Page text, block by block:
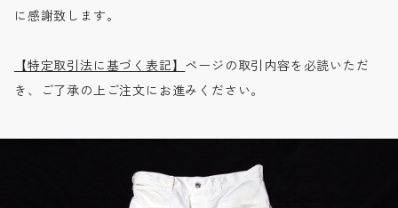
に感謝致します。
【特定取引法に基づく表記】 ページの取引内容を必読いただ
き、ご了承の上ご注文にお進みください。